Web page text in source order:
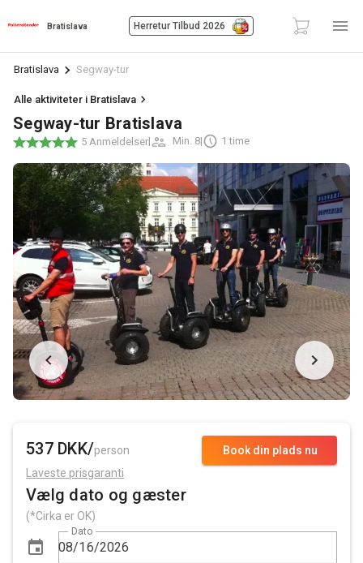
Bratislava Herretur Tilbud 2026
Bratislava Segway-tur
Alle aktiviteter i Bratislava
Segway-tur Bratislava
5 Anmeldelser| Min. 8| 1 time
Book din plads nu
537 DKK/person
Laveste prisgaranti
Vælg dato og gæster
(*Cirka er OK)
Dato